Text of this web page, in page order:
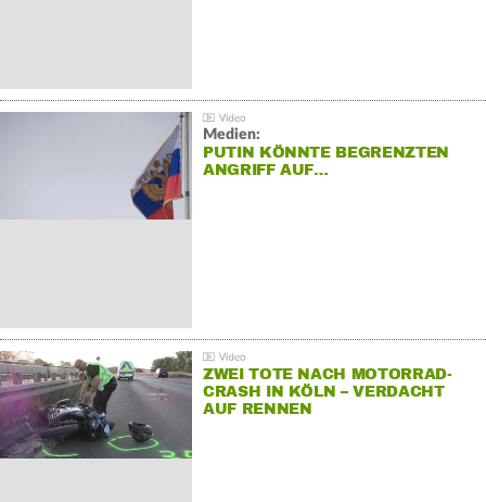
Medien:
PUTIN KÖNNTE BEGRENZTEN
ANGRIFF AUF…
ZWEI TOTE NACH MOTORRAD-
CRASH IN KÖLN – VERDACHT
AUF RENNEN